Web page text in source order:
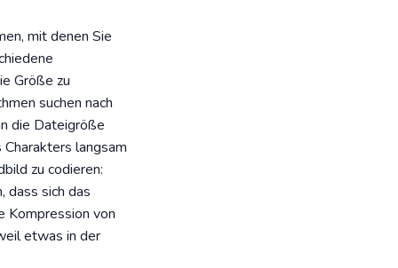
mit denen Sie
Größe zu
suchen nach
die Dateigröße
langsam
zu codieren:
dass sich das
Kompression von
etwas in der